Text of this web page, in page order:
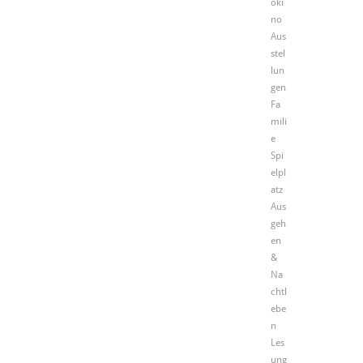
no
Aus
stel
lun
gen
Fa
mili
e
Spi
elpl
atz
Aus
geh
en
&
Na
chtl
ebe
n
Les
ung